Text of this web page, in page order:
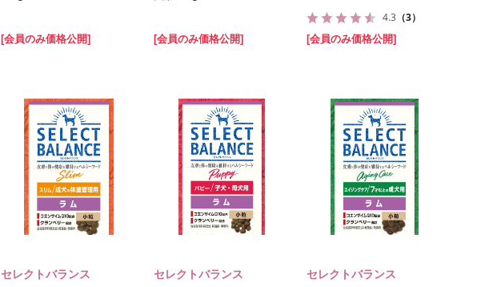
[会員のみ価格公開] [会員のみ価格公開]
4.3 （3）
[会員のみ価格公開]
セレクトバランス セレクトバランス セレクトバランス